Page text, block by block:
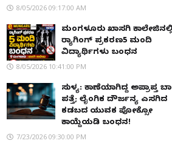
8/05/2026 09:17:00 AM
ಮಂಗಳೂರು ಖಾಸಗಿ
ರ‌್ಯಾಗಿಂಗ್ ಪ್ರಕರಣ5 ಮಂದಿ
ವಿದ್ಯಾರ್ಥಿಗಳು ಬಂಧನ
8/05/2026 10:41:00 PM
ಸುಳ್ಯ: ಕಾಣೆಯಾಗಿದ್ದ ಅಪ್ರಾಪ್ತ
ಪತ್ತೆ; ಲೈಂಗಿಕ ದೌರ್ಜನ್ಯ ಎಸಗಿದ
ಕಡಬದ ಯುವಕ ಪೋಕ್ಸೋ
ಕಾಯ್ದೆಯಡಿ ಬಂಧನ!
7/23/2026 09:30:00 PM